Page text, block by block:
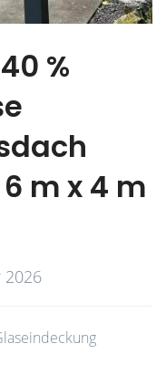
%
m x 4 m
2026